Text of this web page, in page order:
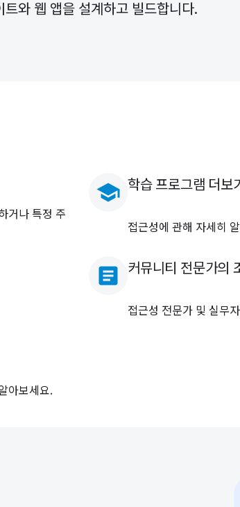
와 웹 앱을 설계하고 빌드합니다.
거나 특정 주
school 학습 프로그램 더보기
접근성에 관해 자세히
article 커뮤니티 전문가의
접근성 전문가 및 실무
아보세요.